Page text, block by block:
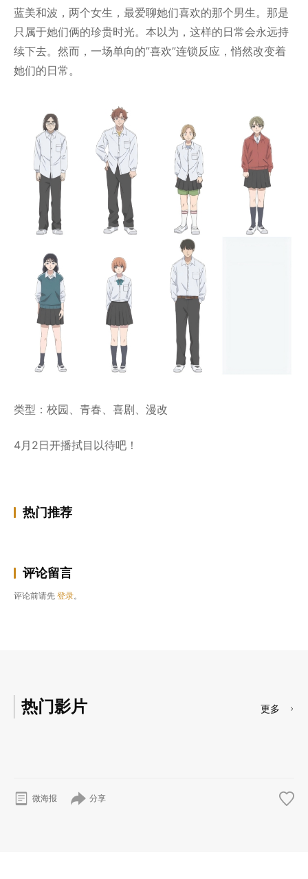
蓝美和波，两个女生，最爱聊她们喜欢的那个男生。那是
只属于她们俩的珍贵时光。本以为，这样的日常会永远持
续下去。然而，一场单向的”喜欢”连锁反应，悄然改变着
她们的日常。
类型：校园、青春、喜剧、漫改
4月2日开播拭目以待吧！
热门推荐
评论留言
评论前请先 登录。
热门影片 更多
微海报 分享